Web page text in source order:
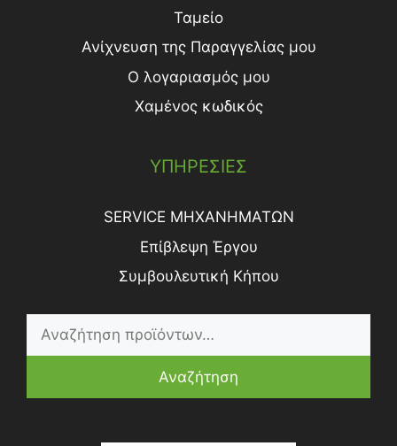
Ταμείο
Ανίχνευση της Παραγγελίας μου
Ο λογαριασμός μου
Χαμένος κωδικός
ΥΠΗΡΕΣΙΕΣ
SERVICE ΜΗΧΑΝΗΜΑΤΩΝ
Επίβλεψη Έργου
Συμβουλευτική Κήπου
Αναζήτηση